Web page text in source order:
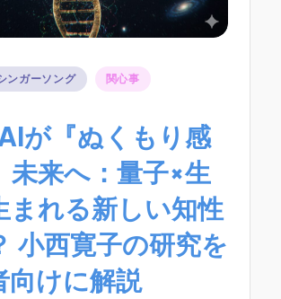
ンガーソング 関心事
が『ぬくもり感
未来へ：量子×生
まれる新しい知性
小西寛子の研究を
向けに解説